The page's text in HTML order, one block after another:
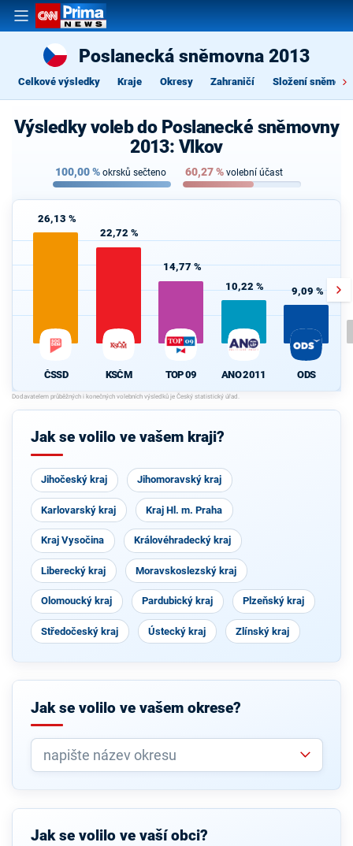
Poslanecká sněmovna 2013
Celkové výsledky Kraje Okresy Zahraničí Složení
Výsledky voleb do Poslanecké sněmovny
2013: Vlkov
100,00% okrsků sečteno 60,27% volební účast
26,13 %
ČSSD
22,72 %
KSČM
14,77 %
TOP 09
10,22 %
ANO 2011
9,09 %
ODS
Jak se volilo ve vašem kraji?
Jihočeský kraj Jihomoravský kraj
Karlovarský kraj Kraj Hl. m. Praha
Kraj Vysočina Královéhradecký kraj
Liberecký kraj Moravskoslezský kraj
Olomoucký kraj Pardubický kraj Plzeňský kraj
Středočeský kraj Ústecký kraj Zlínský kraj
Jak se volilo ve vašem okrese?
Jak se volilo ve vaší obci?